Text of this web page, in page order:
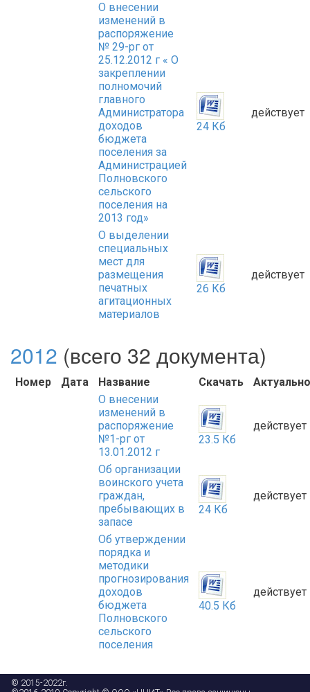
О внесении
изменений в
распоряжение
№ 29-рг от
25.12.2012 г « О
закреплении
полномочий
главного
Администратора
доходов
бюджета
поселения за
Администрацией
Полновского
сельского
поселения на
2013 год»
24 Кб
действует
О выделении
специальных
мест для
размещения
печатных
агитационных
материалов
26 Кб
действует
2012 (всего 32 документа)
Номер Дата Название Скачать
О внесении
изменений в
распоряжение
№1-рг от
13.01.2012 г
23.5 Кб
действует
Об организации
воинского учета
граждан,
пребывающих в
запасе
24 Кб
действует
Об утверждении
порядка и
методики
прогнозирования
доходов
бюджета
Полновского
сельского
поселения
40.5 Кб
действует
© 2015-2022г.